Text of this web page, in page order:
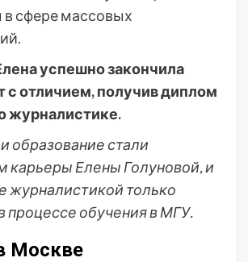
сфере массовых
успешно закончила
с отличием, получив диплом
журналистике.
образование стали
карьеры Елены Голуновой, и
журналистикой только
процессе обучения в МГУ.
Москве